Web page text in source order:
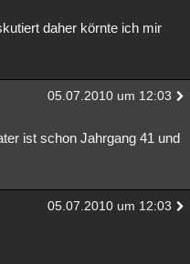
daher körnte ich mir
05.07.2010 um 12:03
ist schon Jahrgang 41 und
05.07.2010 um 12:03